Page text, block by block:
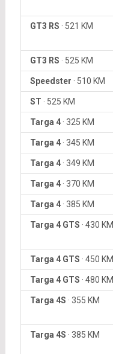
GT3 RS · 521 KM
GT3 RS · 525 KM
Speedster · 510 KM
ST · 525 KM
Targa 4· 325 KM
Targa 4· 345 KM
Targa 4· 349 KM
Targa 4· 370 KM
Targa 4· 385 KM
Targa 4 GTS · 430 KM
Targa 4 GTS · 450 KM
Targa 4 GTS · 480 KM
Targa 4S · 355 KM
Targa 4S · 385 KM